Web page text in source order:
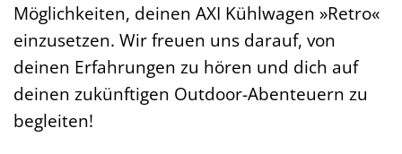
Möglichkeiten, deinen AXI Kühlwagen »Retro«
einzusetzen. Wir freuen uns darauf, von
deinen Erfahrungen zu hören und dich auf
deinen zukünftigen Outdoor-Abenteuern zu
begleiten!